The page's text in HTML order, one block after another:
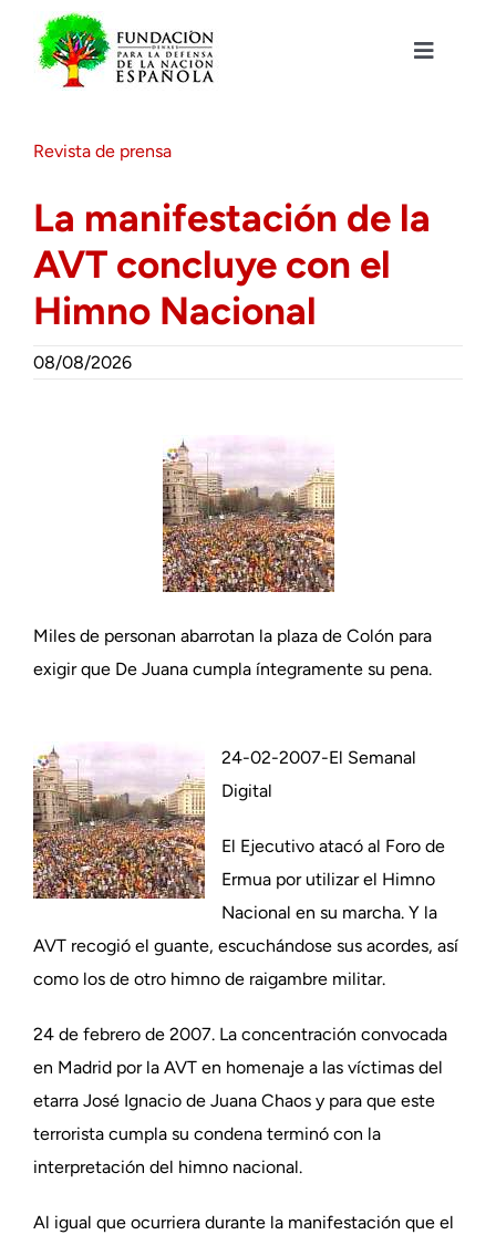
contenido
Toggle
Actualidad
Actividades
Revista de prensa
La manifestación de la
AVT concluye con el
Himno Nacional
08/08/2026
Miles de personan abarrotan la plaza de Colón para
exigir que De Juana cumpla íntegramente su pena.
24-02-2007-El Semanal
Digital
El Ejecutivo atacó al Foro de
Ermua por utilizar el Himno
Nacional en su marcha. Y la
AVT recogió el guante, escuchándose sus acordes, así
como los de otro himno de raigambre militar.
24 de febrero de 2007. La concentración convocada
en Madrid por la AVT en homenaje a las víctimas del
etarra José Ignacio de Juana Chaos y para que este
terrorista cumpla su condena terminó con la
interpretación del himno nacional.
Al igual que ocurriera durante la manifestación que el